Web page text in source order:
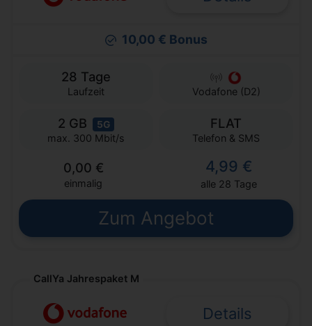
10,00 € Bonus
28 Tage
Laufzeit Vodafone (D2)
2 GB 5G
max. 300 Mbit/s
FLAT
Telefon & SMS
0,00 €
einmalig
4,99 €
alle 28 Tage
Zum Angebot
CallYa Jahrespaket M
Details